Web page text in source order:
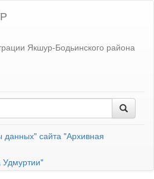
Якшур-Бодьинского района
данных" сайта "Архивная
Удмуртии"